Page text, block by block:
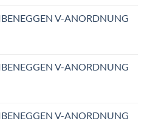
V-ANORDNUNG
V-ANORDNUNG
V-ANORDNUNG